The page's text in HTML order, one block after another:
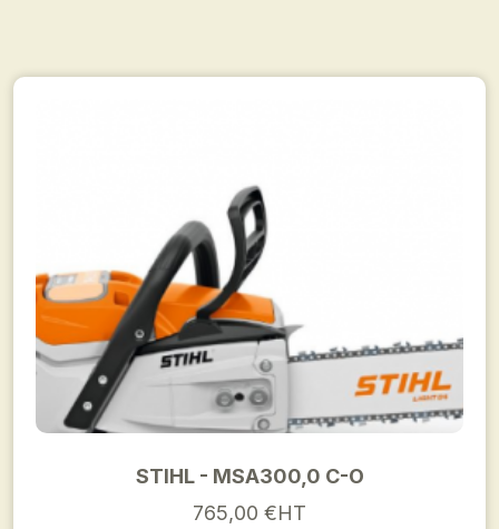
STIHL - MSA300,0 C-O
765,00 €HT